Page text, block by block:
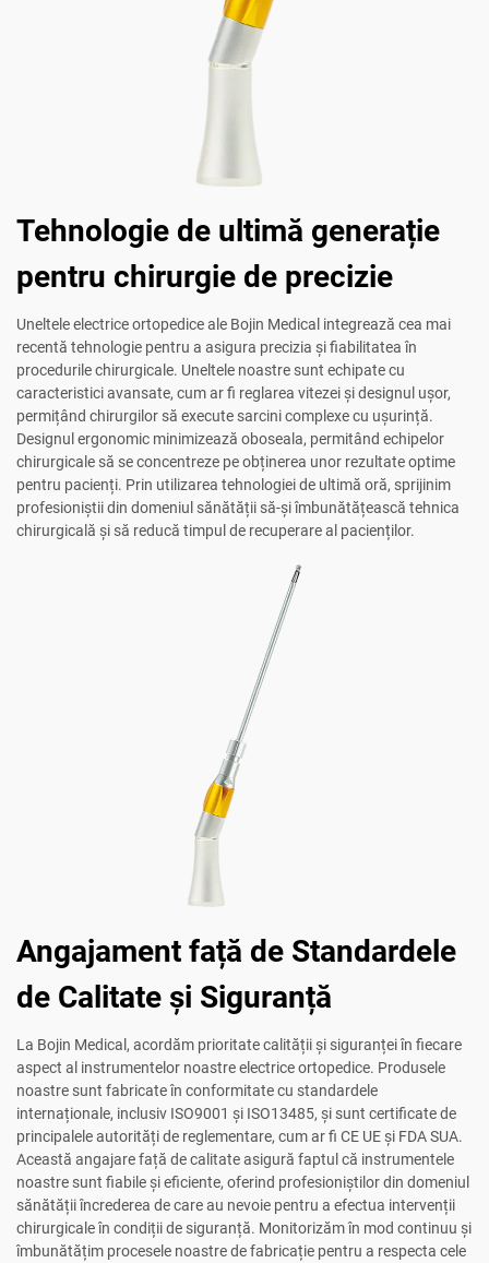
Tehnologie de ultimă generație
pentru chirurgie de precizie
Uneltele electrice ortopedice ale Bojin Medical integrează cea mai
recentă tehnologie pentru a asigura precizia și fiabilitatea în
procedurile chirurgicale. Uneltele noastre sunt echipate cu
caracteristici avansate, cum ar fi reglarea vitezei și designul ușor,
permițând chirurgilor să execute sarcini complexe cu ușurință.
Designul ergonomic minimizează oboseala, permitând echipelor
chirurgicale să se concentreze pe obținerea unor rezultate optime
pentru pacienți. Prin utilizarea tehnologiei de ultimă oră, sprijinim
profesioniștii din domeniul sănătății să-și îmbunătățească tehnica
chirurgicală și să reducă timpul de recuperare al pacienților.
Angajament față de Standardele
de Calitate și Siguranță
La Bojin Medical, acordăm prioritate calității și siguranței în fiecare
aspect al instrumentelor noastre electrice ortopedice. Produsele
noastre sunt fabricate în conformitate cu standardele
internaționale, inclusiv ISO9001 și ISO13485, și sunt certificate de
principalele autorități de reglementare, cum ar fi CE UE și FDA SUA.
Această angajare față de calitate asigură faptul că instrumentele
noastre sunt fiabile și eficiente, oferind profesioniștilor din domeniul
sănătății încrederea de care au nevoie pentru a efectua intervenții
chirurgicale în condiții de siguranță. Monitorizăm în mod continuu și
îmbunătățim procesele noastre de fabricație pentru a respecta cele